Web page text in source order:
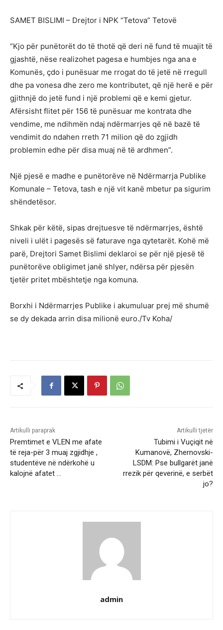
SAMET BISLIMI – Drejtor i NPK “Tetova” Tetovë
“Kjo për punëtorët do të thotë që deri në fund të muajit të
gjashtë, nëse realizohet pagesa e humbjes nga ana e
Komunës, çdo i punësuar me rrogat do të jetë në rregull
dhe pa vonesa dhe zero me kontributet, që një herë e për
gjithnjë do jetë fund i një problemi që e kemi gjetur.
Afërsisht flitet për 156 të punësuar me kontrata dhe
vendime, me ndihmën ndaj ndërmarrjes që në bazë të
vendimit do ndahen rreth 71 milion që do zgjidh
problemin edhe për disa muaj në të ardhmen”.
Një pjesë e madhe e punëtorëve në Ndërmarrja Publike
Komunale – Tetova, tash e një vit kanë mbetur pa sigurim
shëndetësor.
Shkak për këtë, sipas drejtuesve të ndërmarrjes, është
niveli i ulët i pagesës së faturave nga qytetarët. Kohë më
parë, Drejtori Samet Bislimi deklaroi se për një pjesë të
punëtorëve obligimet janë shlyer, ndërsa për pjesën
tjetër pritet mbështetje nga komuna.
Borxhi i Ndërmarrjes Publike i akumuluar prej më shumë
se dy dekada arrin disa milionë euro./Tv Koha/
Artikulli paraprak
Premtimet e VLEN me afate
të reja-për 3 muaj zgjidhje ,
studentëve në ndërkohë u
kalojnë afatet …
Artikulli tjetër
Tubimi i Vuçiqit në
Kumanovë, Zhernovski-
LSDM: Pse bullgarët janë
rrezik për qeverinë, e serbët
jo?
admin